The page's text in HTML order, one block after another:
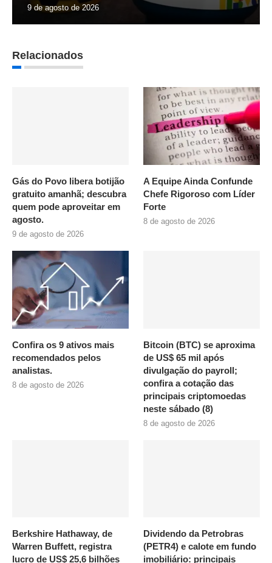
9 de agosto de 2026
Relacionados
Gás do Povo libera botijão
gratuito amanhã; descubra
quem pode aproveitar em
agosto.
9 de agosto de 2026
A Equipe Ainda Confunde
Chefe Rigoroso com Líder
Forte
8 de agosto de 2026
Confira os 9 ativos mais
recomendados pelos
analistas.
8 de agosto de 2026
Bitcoin (BTC) se aproxima
de US$ 65 mil após
divulgação do payroll;
confira a cotação das
principais criptomoedas
neste sábado (8)
8 de agosto de 2026
Berkshire Hathaway, de
Warren Buffett, registra
lucro de US$ 25,6 bilhões
Dividendo da Petrobras
(PETR4) e calote em fundo
imobiliário: principais